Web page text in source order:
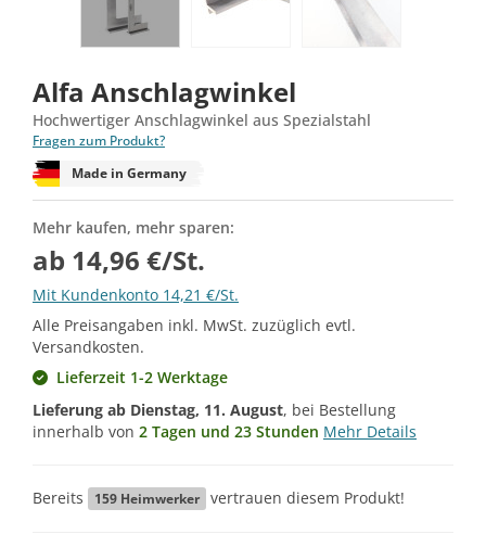
Alfa Anschlagwinkel
Hochwertiger Anschlagwinkel aus Spezialstahl
Fragen zum Produkt?
Made in Germany
Mehr kaufen, mehr sparen:
ab 14,96 €/St.
Mit Kundenkonto 14,21 €/St.
Alle Preisangaben inkl. MwSt. zuzüglich evtl.
Versandkosten.
Lieferzeit 1-2 Werktage
Lieferung ab Dienstag, 11. August, bei Bestellung
innerhalb von 2 Tagen und 23 Stunden Mehr Details
Bereits 159 Heimwerker vertrauen diesem Produkt!